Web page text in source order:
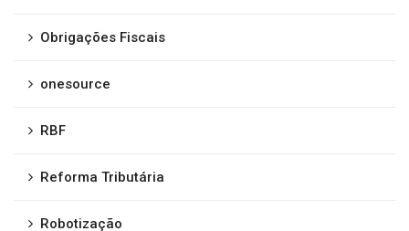
Obrigações Fiscais
onesource
RBF
Reforma Tributária
Robotização